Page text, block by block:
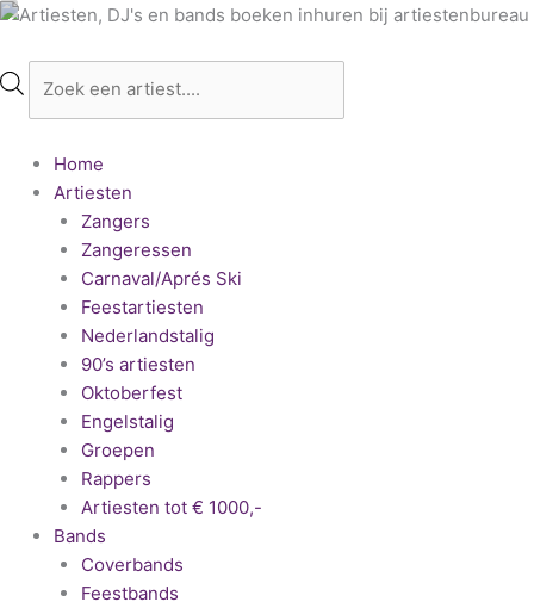
Ga
de
inhoud
Producten
Home
Artiesten
Zangers
Zangeressen
Carnaval/Aprés Ski
Feestartiesten
Nederlandstalig
90’s artiesten
Oktoberfest
Engelstalig
Groepen
Rappers
Artiesten tot € 1000,-
Bands
Coverbands
Feestbands